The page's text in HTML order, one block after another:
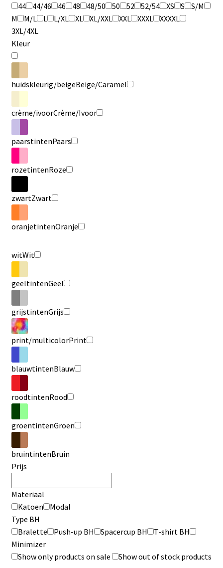
44
44/46 46 48 48/50 50 52 52/54 XS S
S/M
M
M/L L L/XL XL XL/XXL XXL XXXL
XXXXL
3XL/4XL
Kleur
huidskleurig/beigeBeige/Caramel
crème/ivoorCrème/Ivoor
paarstintenPaars
rozetintenRoze
zwartZwart
oranjetintenOranje
witWit
geeltintenGeel
grijstintenGrijs
print/multicolorPrint
blauwtintenBlauw
roodtintenRood
groentintenGroen
bruintintenBruin
Prijs
Materiaal
Katoen
Modal
Type BH
Bralette
Push-up BH Spacercup BH
T-shirt BH
Minimizer
Show only products on sale
Show out of stock products